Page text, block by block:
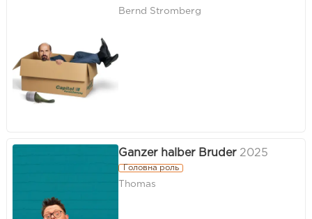
Bernd Stromberg
Ganzer halber Bruder 2025
Головна роль
Thomas